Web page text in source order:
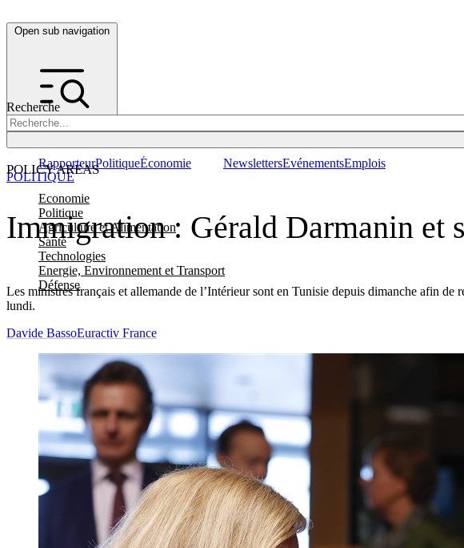
Open sub navigation
Recherche
POLICY AREAS
Economie
Politique
Agriculture et Alimentation
Santé
Technologies
Energie, Environnement et Transport
Défense
RapporteurPolitiqueÉconomie NewslettersEvénementsEmplois
Immigration : Gérald Darmanin et
Les ministres français et allemande de l’Intérieur sont en Tunisie depuis dimanche afin
lundi.
POLITIQUE
Davide BassoEuractiv France